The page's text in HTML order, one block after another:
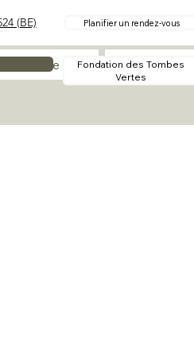
(BE) Planifier un rendez-vous
Contact
Fondation des Tombes
Vertes